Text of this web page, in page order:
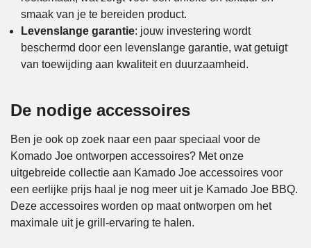
smaak van je te bereiden product.
Levenslange garantie: jouw investering wordt
beschermd door een levenslange garantie, wat getuigt
van toewijding aan kwaliteit en duurzaamheid.
De nodige accessoires
Ben je ook op zoek naar een paar speciaal voor de
Komado Joe ontworpen accessoires? Met onze
uitgebreide collectie aan Kamado Joe accessoires voor
een eerlijke prijs haal je nog meer uit je Kamado Joe BBQ.
Deze accessoires worden op maat ontworpen om het
maximale uit je grill-ervaring te halen.